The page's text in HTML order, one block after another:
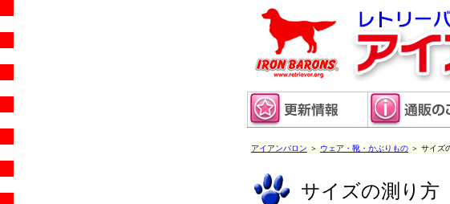
アイアンバロン ＞ ウェア・靴・かぶりもの ＞ サイズ
サイズの測り方